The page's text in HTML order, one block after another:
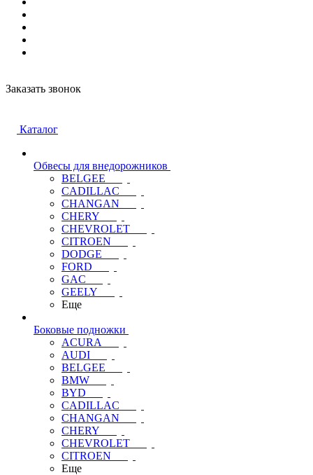
Заказать звонок
Каталог
Обвесы для внедорожников
BELGEE
CADILLAC
CHANGAN
CHERY
CHEVROLET
CITROEN
DODGE
FORD
GAC
GEELY
Еще
Боковые подножки
ACURA
AUDI
BELGEE
BMW
BYD
CADILLAC
CHANGAN
CHERY
CHEVROLET
CITROEN
Еще